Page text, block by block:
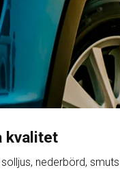
kvalitet
nederbörd,